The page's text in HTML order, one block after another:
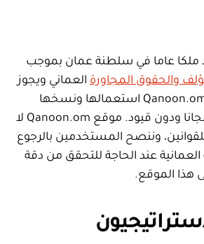
ملكا عاما في سلطنة عمان بموجب
والحقوق المجاورة العماني ويجوز
لمستخدمي موقع Qanoon.om استعمالها ونسخها
ونشرها وترجمتها مجانا ودون قيود. موقع Qanoon.om لا
وننصح المستخدمين بالرجوع
العمانية عند الحاجة للتحقق من دقة
هذا الموقع.